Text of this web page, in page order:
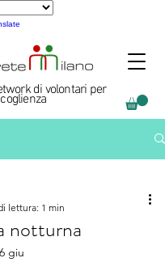
di volontari per
notturna
lettura: 1 min
giu